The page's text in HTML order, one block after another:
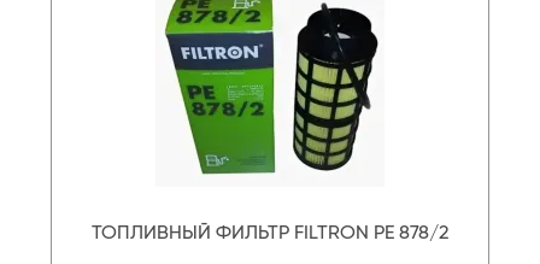
ТОПЛИВНЫЙ ФИЛЬТР FILTRON PE 878/2